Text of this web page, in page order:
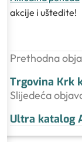
akcije i uštedite!
Prethodna
Trgovina Krk
Slijedeća
Ultra katalog